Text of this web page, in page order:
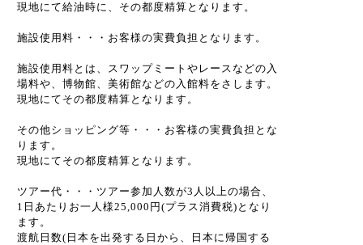
現地にて給油時に、その都度精算となります。
施設使用料・・・お客様の実費負担となります。
施設使用料とは、スワップミートやレースなどの入
場料や、博物館、美術館などの入館料をさします。
現地にてその都度精算となります。
その他ショッピング等・・・お客様の実費負担とな
ります。
現地にてその都度精算となります。
ツアー代・・・ツアー参加人数が3人以上の場合、
1日あたりお一人様25,000円(プラス消費税)となり
ます。
渡航日数(日本を出発する日から、日本に帰国する